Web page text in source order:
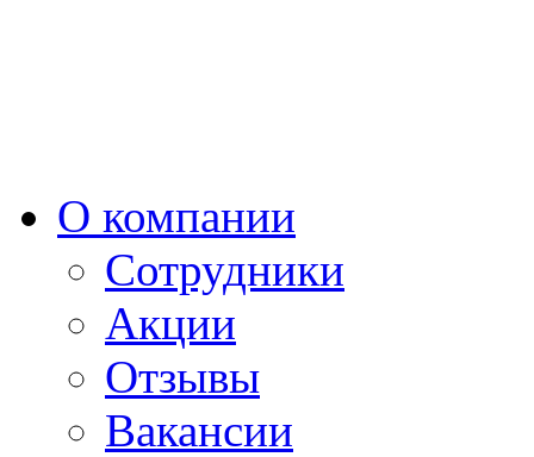
О компании
Сотрудники
Акции
Отзывы
Вакансии